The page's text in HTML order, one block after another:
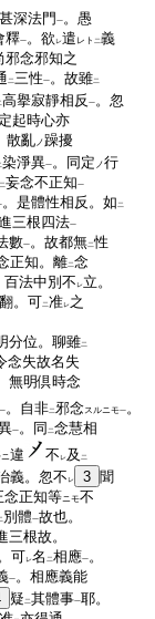
深法門 一。愚
釋一。欲 レ遣 レト 二義
邪念邪知之
二三性一。故雖二
高擧寂靜相反 一。忽
起時心亦
散亂ノ躁擾
染淨異一。同定 ノ行
二妄念不正知一
。是體性相反。如 二
三根四法一
數一。故都無二性
正知。離二念
百法中別不 レ立。
。可二准レ之
分位。聊雖二
念失故名失
無明倶時念
一。自非二邪念スルニモ一。
一。同 二念慧相
ニ違 不 レ及 二
義。忽不 レ 3 聞
念正知等ニモ不
別體一故也。
根故。
可レ名 二相應一。
一。相應義能
疑 二其體事一耶。